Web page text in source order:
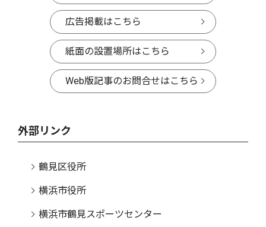
広告掲載はこちら
紙面の設置場所はこちら
Web版記事のお問合せはこちら
外部リンク
鶴見区役所
横浜市役所
横浜市鶴見スポーツセンター